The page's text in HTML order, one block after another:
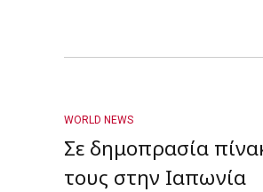
WORLD NEWS
Σε δημοπρασία
τους στην Ιαπωνία